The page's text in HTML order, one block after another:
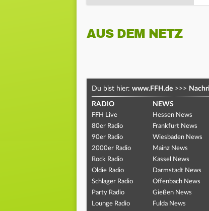
AUS DEM NETZ
Du bist hier: www.FFH.de >>>
RADIO
FFH Live
80er Radio
90er Radio
2000er Radio
Rock Radio
Oldie Radio
Schlager Radio
Party Radio
Lounge Radio
NEWS
Hessen News
Frankfurt News
Wiesbaden News
Mainz News
Kassel News
Darmstadt News
Offenbach News
Gießen News
Fulda News